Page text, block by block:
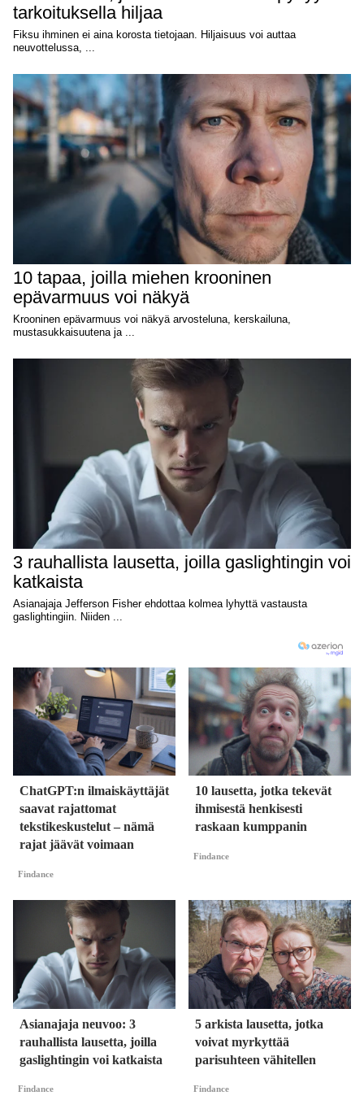
ChatGPT:n ilmaiskäyttäjät
saavat rajattomat
tekstikeskustelut – nämä
rajat jäävät voimaan
Findance
10 lausetta, jotka tekevät
ihmisestä henkisesti
raskaan kumppanin
Findance
Asianajaja neuvoo: 3
rauhallista lausetta, joilla
gaslightingin voi katkaista
Findance
5 arkista lausetta, jotka
voivat myrkyttää
parisuhteen vähitellen
Findance